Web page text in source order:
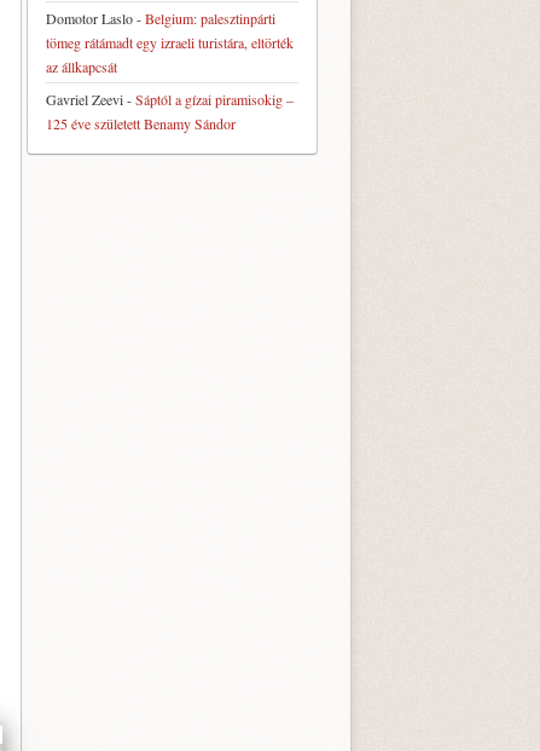
Domotor Laslo-Belgium: palesztinpárti
tömeg rátámadt egy izraeli turistára, eltörték
az állkapcsát
Gavriel Zeevi-Sáptól a gízai piramisokig –
125 éve született Benamy Sándor